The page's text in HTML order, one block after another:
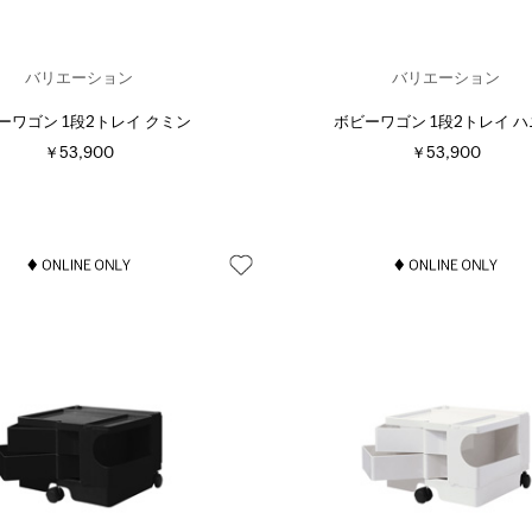
バリエーション
ワゴン 1段2トレイ クミン
￥53,900
バリエーション
ボビーワゴン 1段2トレイ ハ
￥53,900